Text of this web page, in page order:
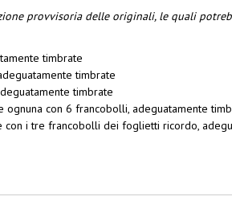
provvisoria delle originali, le quali
timbrate
timbrate
timbrate
con 6 francobolli, adeguatamente
i tre francobolli dei foglietti ricordo,